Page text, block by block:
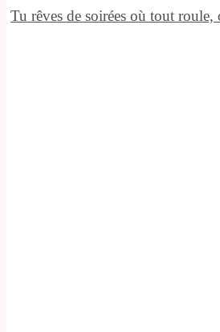
Tu rêves de soirées où tout roule,